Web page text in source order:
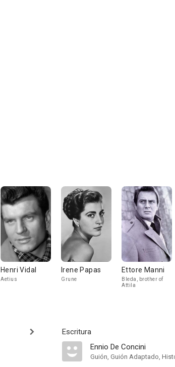
Henri Vidal
Aetius
Irene Papas
Grune
Ettore Manni
Bleda, brother of
Attila
Escritura
Ennio De Concini
Guión, Guión Adaptado,